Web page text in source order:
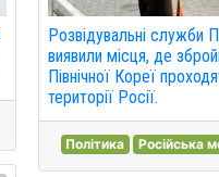
Розвідувальні служби
виявили місця, де
Північної Кореї
території Росії.
Політика Російська